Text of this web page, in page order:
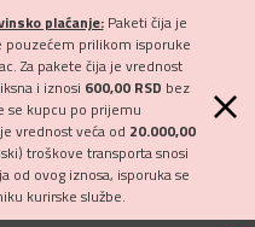
plaćanje:Paketi čija je
pouzećem prilikom isporuke
Za pakete čija je vrednost
i iznosi 600,00 RSD bez
se kupcu po prijemu
vrednost veća od 20.000,00
troškove transporta snosi
od ovog iznosa, isporuka se
kurirske službe.